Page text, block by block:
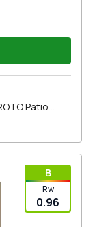
Patio
B
Rw
0.96